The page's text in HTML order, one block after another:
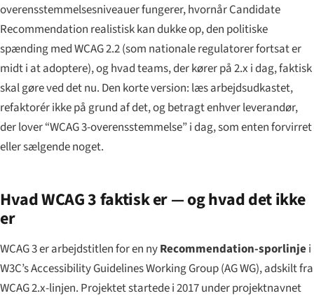
overensstemmelsesniveauer fungerer, hvornår Candidate
Recommendation realistisk kan dukke op, den politiske
spænding med WCAG 2.2 (som nationale regulatorer fortsat er
midt i at adoptere), og hvad teams, der kører på 2.x i dag, faktisk
skal gøre ved det nu. Den korte version: læs arbejdsudkastet,
refaktorér ikke på grund af det, og betragt enhver leverandør,
der lover “WCAG 3-overensstemmelse” i dag, som enten forvirret
eller sælgende noget.
Hvad WCAG 3 faktisk er — og hvad det ikke
er
WCAG 3 er arbejdstitlen for en nyRecommendation-sporlinjei
W3C’s Accessibility Guidelines Working Group (AG WG), adskilt fra
WCAG 2.x-linjen. Projektet startede i 2017 under projektnavnet